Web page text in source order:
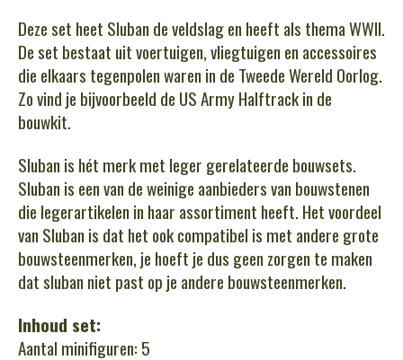
Deze set heet Sluban de veldslag en heeft als thema WWII.
De set bestaat uit voertuigen, vliegtuigen en accessoires
die elkaars tegenpolen waren in de Tweede Wereld Oorlog.
Zo vind je bijvoorbeeld de US Army Halftrack in de
bouwkit.
Sluban is hét merk met leger gerelateerde bouwsets.
Sluban is een van de weinige aanbieders van bouwstenen
die legerartikelen in haar assortiment heeft. Het voordeel
van Sluban is dat het ook compatibel is met andere grote
bouwsteenmerken, je hoeft je dus geen zorgen te maken
dat sluban niet past op je andere bouwsteenmerken.
Inhoud set:
Aantal minifiguren: 5